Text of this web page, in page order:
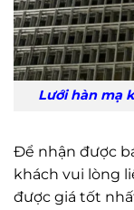
Lưới hàn mạ
Để nhận được
khách vui lòng
được giá tốt